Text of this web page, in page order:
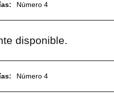
Número 4
disponible.
Número 4